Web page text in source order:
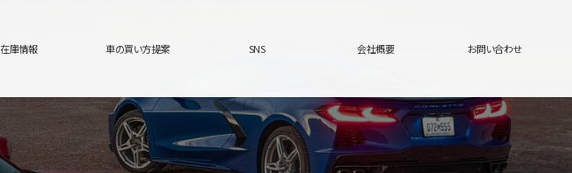
在庫情報 車の買い方提案 SNS 会社概要 お問い合わせ